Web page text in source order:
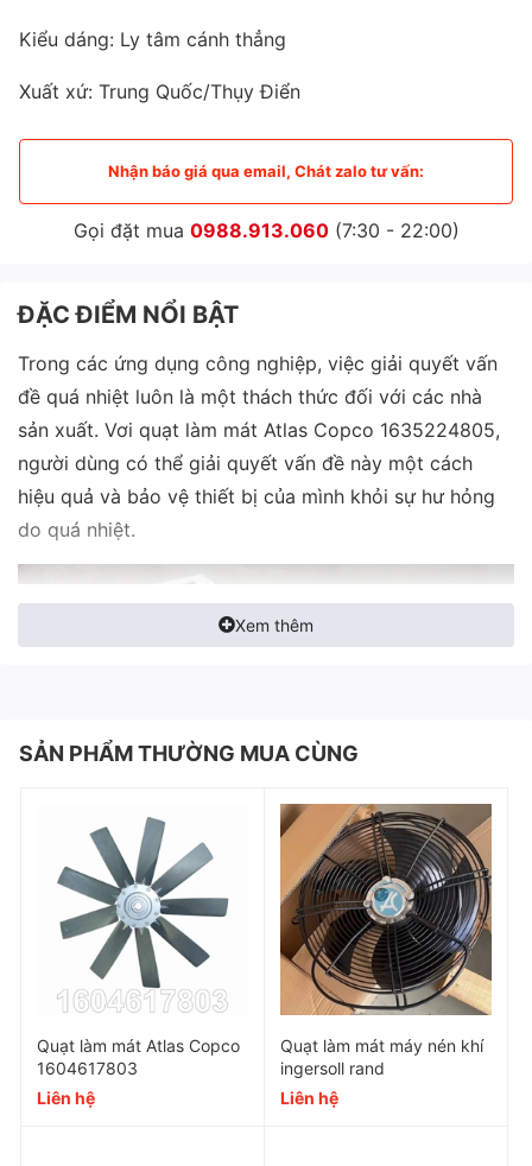
Kiểu dáng: Ly tâm cánh thẳng
Xuất xứ: Trung Quốc/Thụy Điển
Nhận báo giá qua email, Chát zalo tư vấn:
Gọi đặt mua 0988.913.060(7:30 - 22:00)
ĐẶC ĐIỂM NỔI BẬT
Trong các ứng dụng công nghiệp, việc giải quyết vấn
đề quá nhiệt luôn là một thách thức đối với các nhà
sản xuất. Vơi quạt làm mát Atlas Copco 1635224805,
người dùng có thể giải quyết vấn đề này một cách
hiệu quả và bảo vệ thiết bị của mình khỏi sự hư hỏng
do quá nhiệt.
Đặc điểm của quạt làm mát
Xem thêm
SẢN PHẨM THƯỜNG MUA CÙNG
Quạt làm mát Atlas Copco
1604617803
Liên hệ
Quạt làm mát máy nén khí
ingersoll rand
Liên hệ